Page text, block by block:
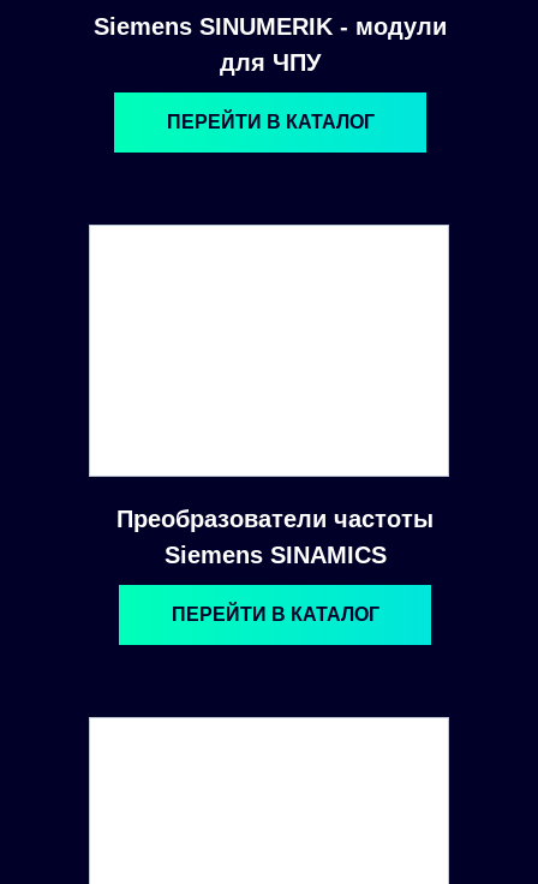
Siemens SINUMERIK - модули
для ЧПУ
ПЕРЕЙТИ В КАТАЛОГ
Преобразователи частоты
Siemens SINAMICS
ПЕРЕЙТИ В КАТАЛОГ